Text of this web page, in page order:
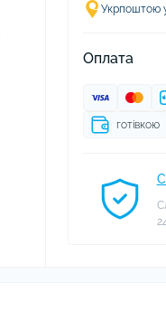
Укрпоштою у
Оплата
готівкою